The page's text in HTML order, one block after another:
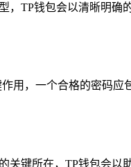
TP钱包会以清晰明确
用，一个合格的密码应
键所在，TP钱包会以